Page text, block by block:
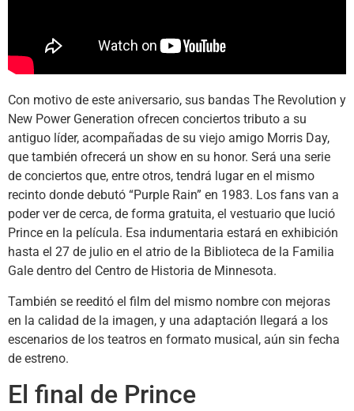
Con motivo de este aniversario, sus bandas The Revolution y
New Power Generation ofrecen conciertos tributo a su
antiguo líder, acompañadas de su viejo amigo Morris Day,
que también ofrecerá un show en su honor. Será una serie
de conciertos que, entre otros, tendrá lugar en el mismo
recinto donde debutó “Purple Rain” en 1983. Los fans van a
poder ver de cerca, de forma gratuita, el vestuario que lució
Prince en la película. Esa indumentaria estará en exhibición
hasta el 27 de julio en el atrio de la Biblioteca de la Familia
Gale dentro del Centro de Historia de Minnesota.
También se reeditó el film del mismo nombre con mejoras
en la calidad de la imagen, y una adaptación llegará a los
escenarios de los teatros en formato musical, aún sin fecha
de estreno.
El final de Prince